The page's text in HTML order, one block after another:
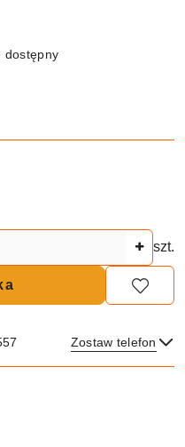
dostępny
szt.
Zostaw telefon